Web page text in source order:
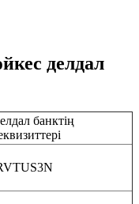
делдал
банктің